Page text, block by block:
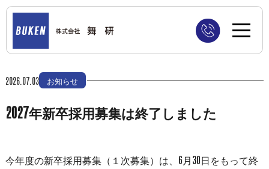
2026.07.03 お知らせ
2027年新卒採用募集は終了しました
今年度の新卒採用募集（１次募集）は、6月30日をもって終